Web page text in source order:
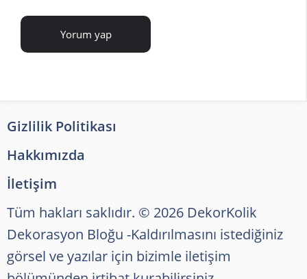
Gizlilik Politikası
Hakkımızda
İletişim
Tüm hakları saklıdır. © 2026 DekorKolik
Dekorasyon Bloğu -Kaldırılmasını istediğiniz
görsel ve yazılar için bizimle iletişim